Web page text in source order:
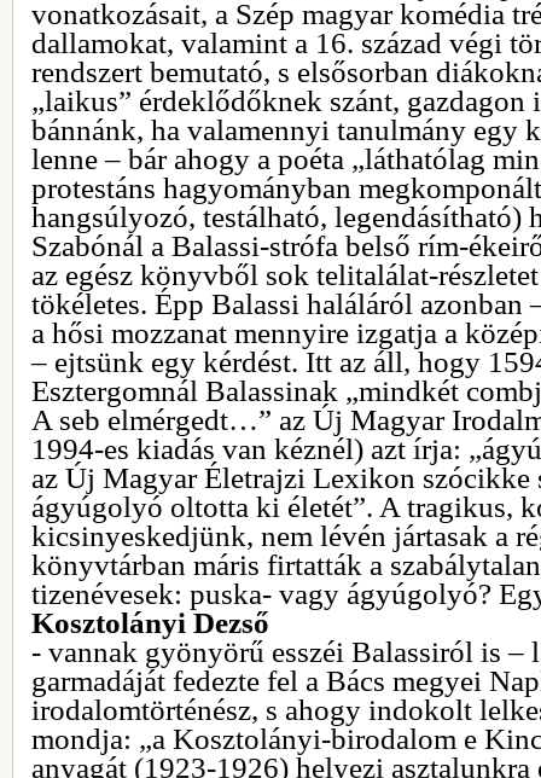
vonatkozásait, a Szép magyar komédia
dallamokat, valamint a 16. század végi
rendszert bemutató, s elsősorban
„laikus” érdeklődőknek szánt,
bánnánk, ha valamennyi tanulmány egy
lenne – bár ahogy a poéta „láthatólag
protestáns hagyományban
hangsúlyozó, testálható, legendásítható)
Szabónál a Balassi-strófa belső rím-
az egész könyvből sok telitalálat-
tökéletes. Épp Balassi haláláról azonban
a hősi mozzanat mennyire izgatja a
– ejtsünk egy kérdést. Itt az áll, hogy
Esztergomnál Balassinak „mindkét
A seb elmérgedt…” az Új Magyar
1994-es kiadás van kéznél) azt írja:
az Új Magyar Életrajzi Lexikon szócikke
ágyúgolyó oltotta ki életét”. A tragikus,
kicsinyeskedjünk, nem lévén jártasak a
könyvtárban máris firtatták a
tizenévesek: puska- vagy ágyúgolyó?
Kosztolányi Dezső
- vannak gyönyörű esszéi Balassiról is –
garmadáját fedezte fel a Bács megyei
irodalomtörténész, s ahogy indokolt
mondja: „a Kosztolányi-birodalom e
anyagát (1923-1926) helyezi asztalunkra